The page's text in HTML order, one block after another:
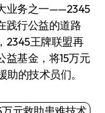
业务之一——2345
践行公益的道路
2345王牌联盟再
益基金，将15万元
的技术员们。